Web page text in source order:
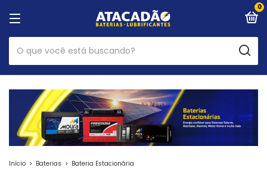
0
Início > Baterias > Bateria Estacionária